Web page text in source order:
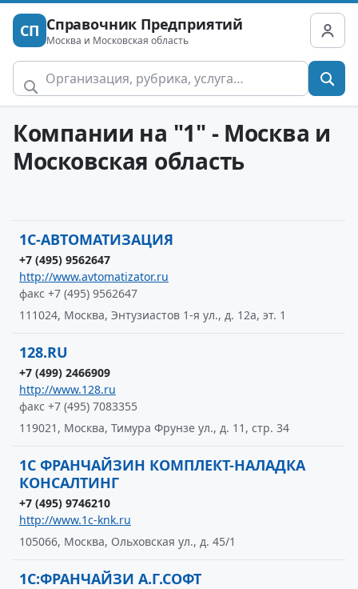
СП Справочник Предприятий
Москва и Московская область
Компании на "1" - Москва и
Московская область
1С-АВТОМАТИЗАЦИЯ
+7 (495) 9562647
http://www.avtomatizator.ru
факс +7 (495) 9562647
111024, Москва, Энтузиастов 1-я ул., д. 12а, эт. 1
128.RU
+7 (499) 2466909
http://www.128.ru
факс +7 (495) 7083355
119021, Москва, Тимура Фрунзе ул., д. 11, стр. 34
1С ФРАНЧАЙЗИН КОМПЛЕКТ-НАЛАДКА
КОНСАЛТИНГ
+7 (495) 9746210
http://www.1c-knk.ru
105066, Москва, Ольховская ул., д. 45/1
1С:ФРАНЧАЙЗИ А.Г.СОФТ